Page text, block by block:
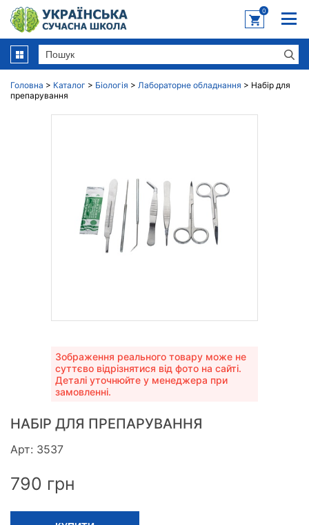
0
Головна > Каталог > Біологія > Лабораторне обладнання > Набір для
препарування
Зображення реального товару може не
суттєво відрізнятися від фото на сайті.
Деталі уточнюйте у менеджера при
замовленні.
НАБІР ДЛЯ ПРЕПАРУВАННЯ
Арт: 3537
790 грн